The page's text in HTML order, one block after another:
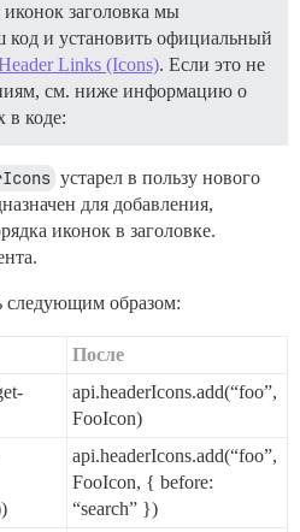
иконок заголовка мы
код и установить официальный
Links (Icons). Если это не
см. ниже информацию о
в коде:
устарел в пользу нового
для добавления,
иконок в заголовке.
следующим образом:
После
api.headerIcons.add(“foo”,
FooIcon)
api.headerIcons.add(“foo”,
FooIcon, { before:
“search” })